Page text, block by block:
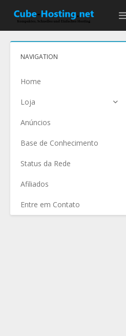
NAVIGATION
Home
Loja
Anúncios
Base de Conhecimento
Status da Rede
Afiliados
Entre em Contato